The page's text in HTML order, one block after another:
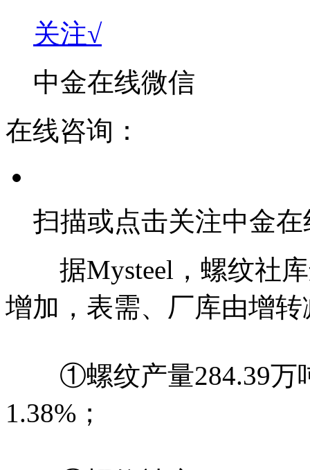
关注√
中金在线微信
在线咨询：
扫描或点击关注中金
据Mysteel，螺纹社库
增加，表需、厂库由增转
①螺纹产量284.39万吨
1.38%；